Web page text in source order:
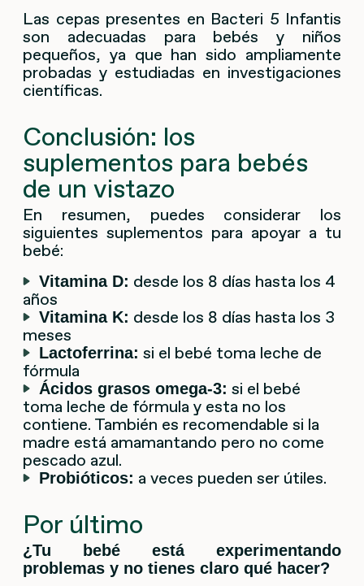
Las cepas presentes en Bacteri 5 Infantis
son adecuadas para bebés y niños
pequeños, ya que han sido ampliamente
probadas y estudiadas en investigaciones
científicas.
Conclusión: los
suplementos para bebés
de un vistazo
En resumen, puedes considerar los
siguientes suplementos para apoyar a tu
bebé:
Vitamina D: desde los 8 días hasta los 4
años
Vitamina K: desde los 8 días hasta los 3
meses
Lactoferrina: si el bebé toma leche de
fórmula
Ácidos grasos omega-3: si el bebé
toma leche de fórmula y esta no los
contiene. También es recomendable si la
madre está amamantando pero no come
pescado azul.
Probióticos: a veces pueden ser útiles.
Por último
¿Tu bebé está experimentando
problemas y no tienes claro qué hacer?